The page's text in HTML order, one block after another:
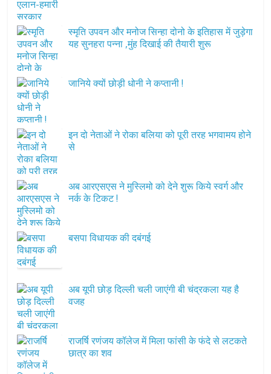
स्मृति उपवन और मनोज सिन्हा दोनो के इतिहास में जुड़ेगा
यह सुनहरा पन्ना ,मुंह दिखाई की तैयारी शुरू
जानिये क्यों छोड़ी धोनी ने कप्तानी !
इन दो नेताओं ने रोका बलिया को पूरी तरह भगवामय होने
से
अब आरएसएस ने मुस्लिमो को देने शुरू किये स्वर्ग और
नर्क के टिकट !
बसपा विधायक की दबंगई
अब यूपी छोड़ दिल्ली चली जाएंगी बी चंद्रकला यह है
वजह
राजर्षि रणंजय कॉलेज में मिला फांसी के फंदे से लटकते
छात्र का शव